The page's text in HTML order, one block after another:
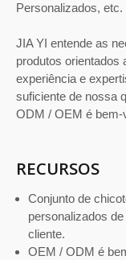
Personalizados, etc.
JIA YI entende as
produtos orientados
experiência e
suficiente de nossa
ODM / OEM é bem-
RECURSOS
Conjunto de
personalizados
cliente.
OEM / ODM é